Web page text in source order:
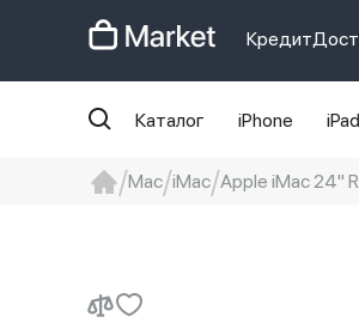
Кредит
Каталог iPhone iPad
Mac iMac Apple iMac 24"